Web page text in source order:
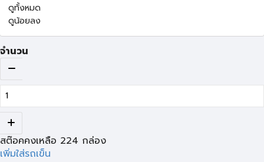
ดูทั้งหมด
ดูน้อยลง
จำนวน
สต๊อคคงเหลือ 224 กล่อง
เพิ่มใส่รถเข็น